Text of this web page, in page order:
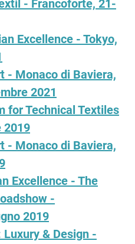
- Francoforte, 21-
Excellence - Tokyo,
- Monaco di Baviera,
2021
for Technical Textiles
2019
- Monaco di Baviera,
Excellence - The
-
2019
& Design -